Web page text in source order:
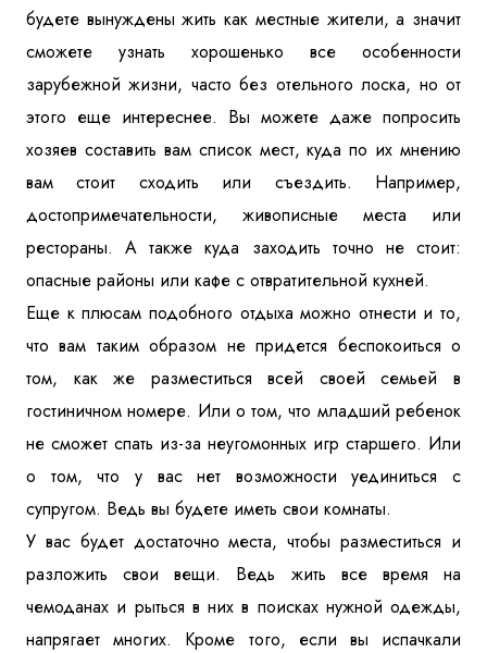
будете вынуждены жить как местные жители, а значит
сможете узнать хорошенько все особенности
зарубежной жизни, часто без отельного лоска, но от
этого еще интереснее. Вы можете даже попросить
хозяев составить вам список мест, куда по их мнению
вам стоит сходить или съездить. Например,
достопримечательности, живописные места или
рестораны. А также куда заходить точно не стоит:
опасные районы или кафе с отвратительной кухней.
Еще к плюсам подобного отдыха можно отнести и то,
что вам таким образом не придется беспокоиться о
том, как же разместиться всей своей семьей в
гостиничном номере. Или о том, что младший ребенок
не сможет спать из-за неугомонных игр старшего. Или
о том, что у вас нет возможности уединиться с
супругом. Ведь вы будете иметь свои комнаты.
У вас будет достаточно места, чтобы разместиться и
разложить свои вещи. Ведь жить все время на
чемоданах и рыться в них в поисках нужной одежды,
напрягает многих. Кроме того, если вы испачкали